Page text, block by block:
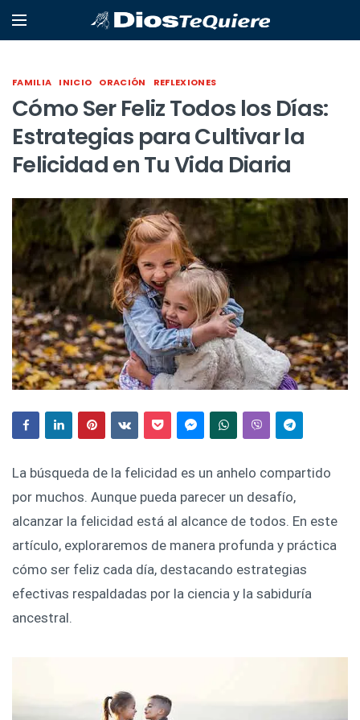
FAMILIA INICIO ORACIÓN REFLEXIONES
Cómo Ser Feliz Todos los Días:
Estrategias para Cultivar la
Felicidad en Tu Vida Diaria
La búsqueda de la felicidad es un anhelo compartido
por muchos. Aunque pueda parecer un desafío,
alcanzar la felicidad está al alcance de todos. En este
artículo, exploraremos de manera profunda y práctica
cómo ser feliz cada día, destacando estrategias
efectivas respaldadas por la ciencia y la sabiduría
ancestral.